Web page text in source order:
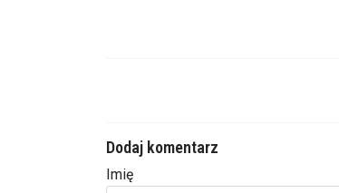
Dodaj komentarz
Imię